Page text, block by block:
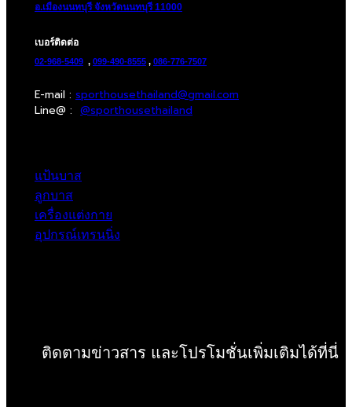
อ.เมืองนนทบุรี จังหวัดนนทบุรี 11000
เบอร์ติดต่อ
02-968-5409 , 099-490-8555 , 086-776-7507
E-mail : sporthousethailand@gmail.com
Line@ : @sporthousethailand
แป้นบาส
ลูกบาส
เครื่องแต่งกาย
อุปกรณ์เทรนนิ่ง
ติดตามข่าวสาร และโปรโมชั่นเพิ่มเติมได้ที่นี่